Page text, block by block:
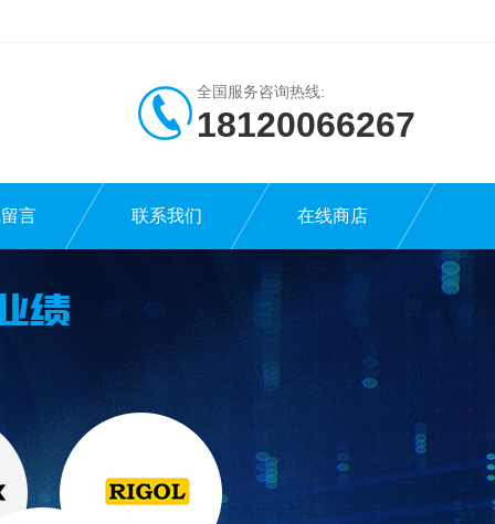
全国服务咨询热线:
18120066267
言 联系我们 在线商店